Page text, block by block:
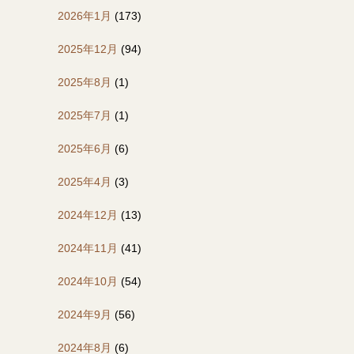
2026年1月 (173)
2025年12月 (94)
2025年8月 (1)
2025年7月 (1)
2025年6月 (6)
2025年4月 (3)
2024年12月 (13)
2024年11月 (41)
2024年10月 (54)
2024年9月 (56)
2024年8月 (6)